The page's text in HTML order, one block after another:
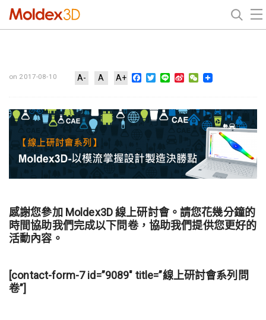
on 2017-08-10 A- A A+ Facebook
Twitter
Line Sina WeChat
感謝您參加 Moldex3D 線上研討會。請您花幾分鐘的
時間協助我們完成以下問卷，協助我們提供您更好的
活動內容。
[contact-form-7 id=”9089″ title=”線上研討會系列問
卷”]